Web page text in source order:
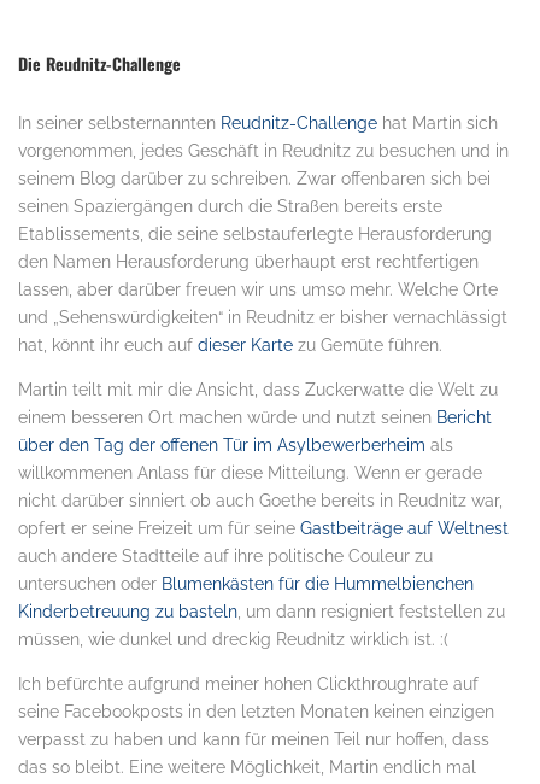
Die Reudnitz-Challenge
In seiner selbsternannten Reudnitz-Challenge hat Martin sich
vorgenommen, jedes Geschäft in Reudnitz zu besuchen und in
seinem Blog darüber zu schreiben. Zwar offenbaren sich bei
seinen Spaziergängen durch die Straßen bereits erste
Etablissements, die seine selbstauferlegte Herausforderung
den Namen Herausforderung überhaupt erst rechtfertigen
lassen, aber darüber freuen wir uns umso mehr. Welche Orte
und „Sehenswürdigkeiten“ in Reudnitz er bisher vernachlässigt
hat, könnt ihr euch auf dieser Karte zu Gemüte führen.
Martin teilt mit mir die Ansicht, dass Zuckerwatte die Welt zu
einem besseren Ort machen würde und nutzt seinen Bericht
über den Tag der offenen Tür im Asylbewerberheim als
willkommenen Anlass für diese Mitteilung. Wenn er gerade
nicht darüber sinniert ob auch Goethe bereits in Reudnitz war,
opfert er seine Freizeit um für seine Gastbeiträge auf Weltnest
auch andere Stadtteile auf ihre politische Couleur zu
untersuchen oder Blumenkästen für die Hummelbienchen
Kinderbetreuung zu basteln , um dann resigniert feststellen zu
müssen, wie dunkel und dreckig Reudnitz wirklich ist. :(
Ich befürchte aufgrund meiner hohen Clickthroughrate auf
seine Facebookposts in den letzten Monaten keinen einzigen
verpasst zu haben und kann für meinen Teil nur hoffen, dass
das so bleibt. Eine weitere Möglichkeit, Martin endlich mal